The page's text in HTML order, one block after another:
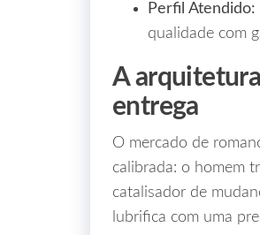
Perfil Atendido:
qualidade com
A
entrega
O mercado de
calibrada: o homem
catalisador de
lubrifica com uma